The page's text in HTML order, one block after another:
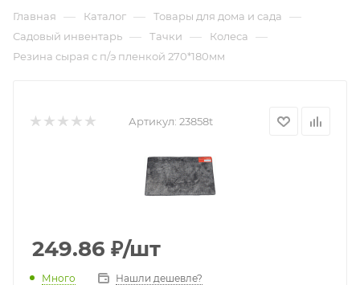
Главная — Каталог — Товары для дома и сада —
Садовый инвентарь — Тачки — Колеса —
Резина сырая с п/э пленкой 270*180мм
Артикул: 23858t
249.86 ₽/шт
Много Нашли дешевле?